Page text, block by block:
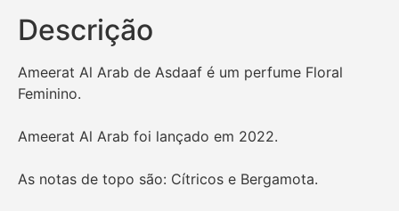
Descrição
Ameerat Al Arab de Asdaaf é um perfume Floral
Feminino.
Ameerat Al Arab foi lançado em 2022.
As notas de topo são: Cítricos e Bergamota.